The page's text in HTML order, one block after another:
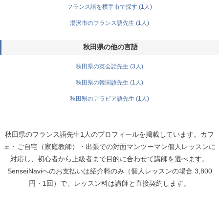
フランス語を横手市で探す (1人)
湯沢市のフランス語先生 (1人)
秋田県の他の言語
秋田県の英会話先生 (3人)
秋田県の韓国語先生 (1人)
秋田県のアラビア語先生 (1人)
秋田県のフランス語先生1人のプロフィールを掲載しています。カフ
ェ・ご自宅（家庭教師）・出張での対面マンツーマン個人レッスンに
対応し、初心者から上級者まで目的に合わせて講師を選べます。
SenseiNaviへのお支払いは紹介料のみ（個人レッスンの場合 3,800
円・1回）で、レッスン料は講師と直接契約します。